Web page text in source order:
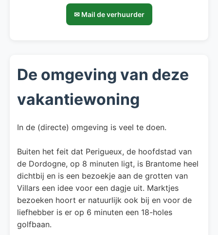
✉ Mail de verhuurder
De omgeving van deze
vakantiewoning
In de (directe) omgeving is veel te doen.
Buiten het feit dat Perigueux, de hoofdstad van
de Dordogne, op 8 minuten ligt, is Brantome heel
dichtbij en is een bezoekje aan de grotten van
Villars een idee voor een dagje uit. Marktjes
bezoeken hoort er natuurlijk ook bij en voor de
liefhebber is er op 6 minuten een 18-holes
golfbaan.